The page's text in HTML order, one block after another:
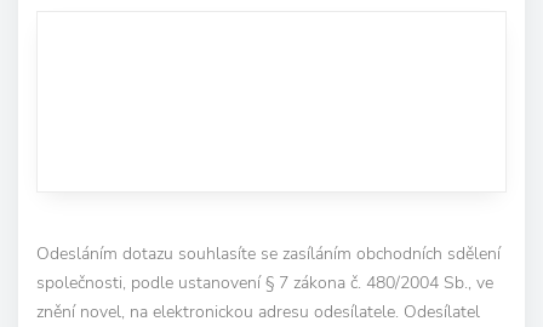
Odesláním dotazu souhlasíte se zasíláním obchodních sdělení
společnosti, podle ustanovení § 7 zákona č. 480/2004 Sb., ve
znění novel, na elektronickou adresu odesílatele. Odesílatel